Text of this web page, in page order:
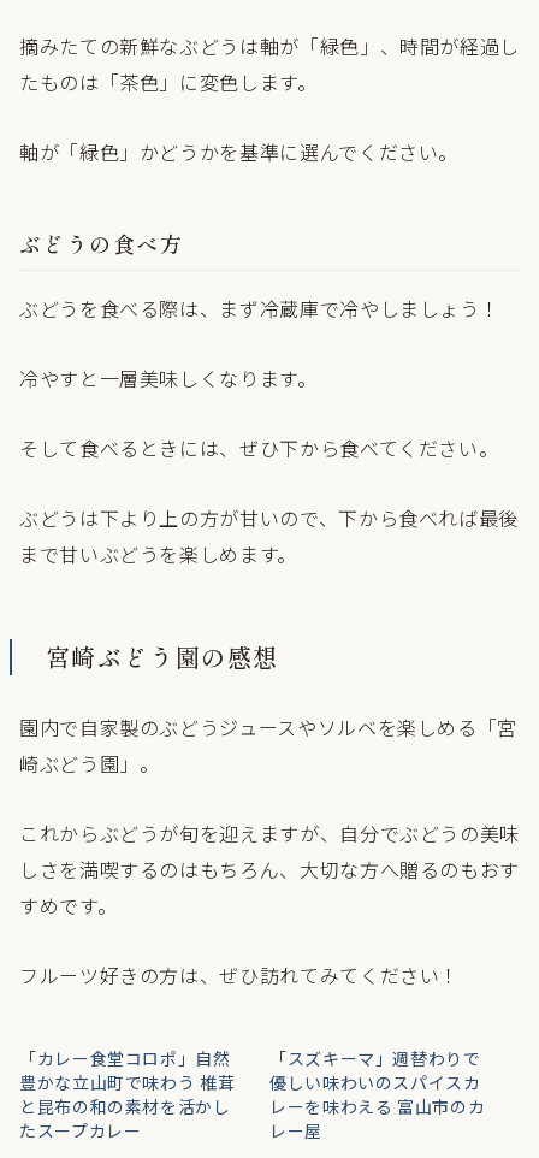
摘みたての新鮮なぶどうは軸が「緑色」、時間が経過し
たものは「茶色」に変色します。
軸が「緑色」かどうかを基準に選んでください。
ぶどうの食べ方
ぶどうを食べる際は、まず冷蔵庫で冷やしましょう！
冷やすと一層美味しくなります。
そして食べるときには、ぜひ下から食べてください。
ぶどうは下より上の方が甘いので、下から食べれば最後
まで甘いぶどうを楽しめます。
宮崎ぶどう園の感想
園内で自家製のぶどうジュースやソルベを楽しめる「宮
崎ぶどう園」。
これからぶどうが旬を迎えますが、自分でぶどうの美味
しさを満喫するのはもちろん、大切な方へ贈るのもおす
すめです。
フルーツ好きの方は、ぜひ訪れてみてください！
「カレー食堂コロポ」自然
豊かな立山町で味わう 椎茸
と昆布の和の素材を活かし
たスープカレー
「スズキーマ」週替わりで
優しい味わいのスパイスカ
レーを味わえる 富山市のカ
レー屋